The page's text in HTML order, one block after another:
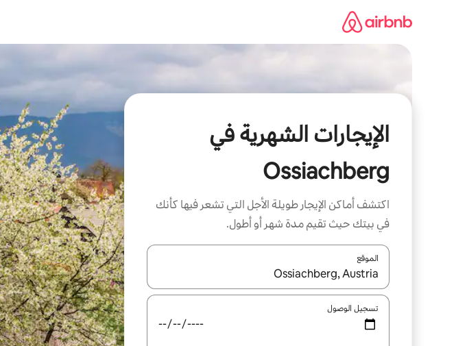
الإيجارات الشهرية في
Ossiachberg
اكتشف أماكن الإيجار طويلة الأجل التي تشعر فيها كأنك
في بيتك حيث تقيم مدة شهر أو أطول.
الموقع
عند توفر النتائج، انتقل باستخدام السهمين لأعلى ولأسفل أو استكشف عن طريق اللمس أو السحب.
تسجيل الوصول